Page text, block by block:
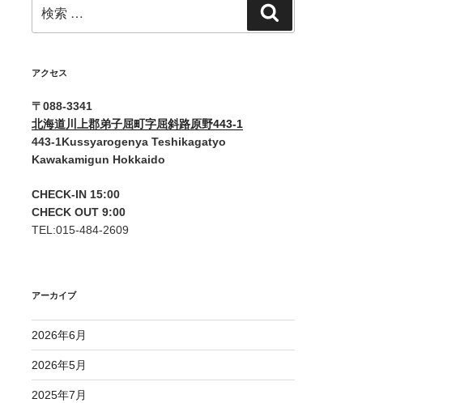
索:
索
アクセス
〒088-3341
北海道川上郡弟子屈町字屈斜路原野443-1
443-1Kussyarogenya Teshikagatyo
Kawakamigun Hokkaido
CHECK-IN 15:00
CHECK OUT 9:00
TEL:015-484-2609
アーカイブ
2026年6月
2026年5月
2025年7月